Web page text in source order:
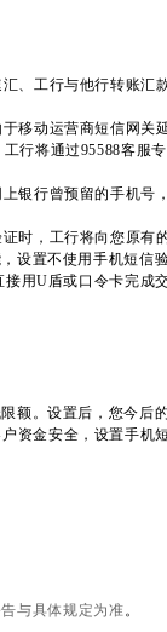
工行与他行转账汇
动运营商短信网关
行将通过95588客服
行曾预留的手机号
，工行将向您原有
置不使用手机短信
用U盾或口令卡完成交
。设置后，您今后
资金安全，设置手机
与具体规定为准。